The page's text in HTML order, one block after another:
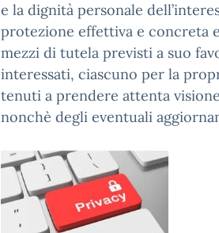
e la dignità personale
protezione effettiva e concreta
mezzi di tutela previsti a suo
interessati, ciascuno per la
tenuti a prendere attenta
nonchè degli eventuali